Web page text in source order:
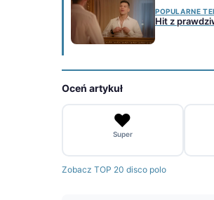
POPULARNE
Hit z
Oceń artykuł
❤️
Super
Zobacz TOP 20 disco polo